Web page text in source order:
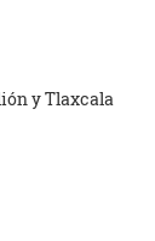
y Tlaxcala